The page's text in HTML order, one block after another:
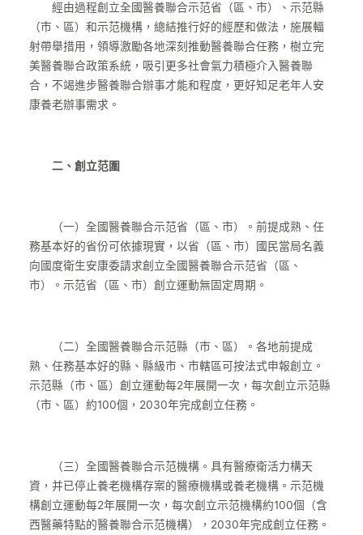
經由過程創立全國醫養聯合示范省（區、市）、示范縣
（市、區）和示范機構，總結推行好的經歷和做法，施展輻
射帶舉措用，領導激勵各地深刻推動醫養聯合任務，樹立完
美醫養聯合政策系統，吸引更多社會氣力積極介入醫養聯
合，不竭進步醫養聯合辦事才能和程度，更好知足老年人安
康養老辦事需求。
二、創立范圍
（一）全國醫養聯合示范省（區、市）。前提成熟、任
務基本好的省份可依據現實，以省（區、市）國民當局名義
向國度衛生安康委請求創立全國醫養聯合示范省（區、
市）。示范省（區、市）創立運動無固定周期。
（二）全國醫養聯合示范縣（市、區）。各地前提成
熟、任務基本好的縣、縣級市、市轄區可按法式申報創立。
示范縣（市、區）創立運動每2年展開一次，每次創立示范縣
（市、區）約100個，2030年完成創立任務。
（三）全國醫養聯合示范機構。具有醫療衛活力構天
資，并已停止養老機構存案的醫療機構或養老機構。示范機
構創立運動每2年展開一次，每次創立示范機構約100個（含
西醫藥特點的醫養聯合示范機構），2030年完成創立任務。